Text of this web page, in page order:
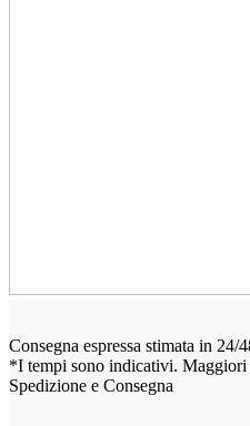
Consegna espressa stimata in 24/
*I tempi sono indicativi.
Spedizione e Consegna